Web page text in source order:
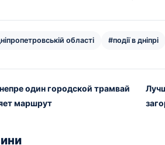
області #події в дніпрі
один городской трамвай
маршрут